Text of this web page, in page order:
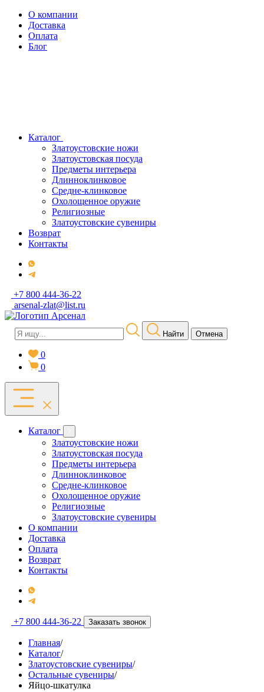
О компании
Доставка
Оплата
Блог
Каталог
Златоустовские ножи
Златоустовская посуда
Предметы интерьера
Длинноклинковое
Средне-клинковое
Охолощенное оружие
Религиозные
Златоустовские сувениры
Возврат
Контакты
+7 800 444-36-22
arsenal-zlat@list.ru
Найти Отмена
0
0
Каталог
Златоустовские ножи
Златоустовская посуда
Предметы интерьера
Длинноклинковое
Средне-клинковое
Охолощенное оружие
Религиозные
Златоустовские сувениры
О компании
Доставка
Оплата
Возврат
Контакты
+7 800 444-36-22 Заказать звонок
Главная/
Каталог/
Златоустовские сувениры/
Остальные сувениры/
Яйцо-шкатулка